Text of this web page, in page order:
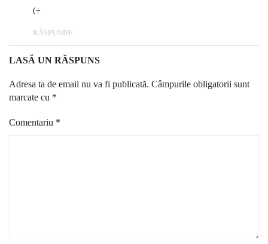
(÷
RĂSPUNDE
LASĂ UN RĂSPUNS
Adresa ta de email nu va fi publicată. Câmpurile obligatorii sunt
marcate cu *
Comentariu *